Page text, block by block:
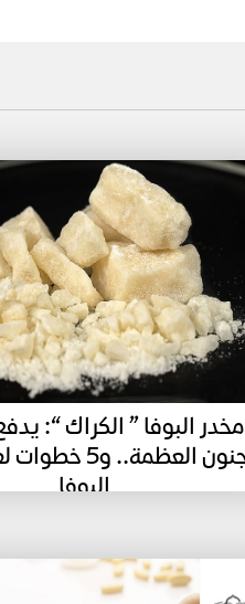
مخدر البوفا ” الكراك “:
وجنون العظمة..
البوفا